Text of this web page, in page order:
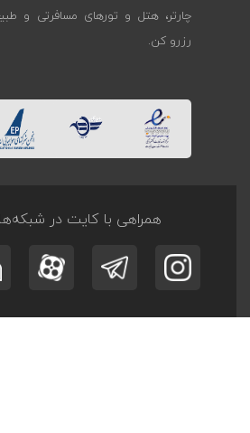
چارتر، هتل و تورهای مسافرتی و
رزرو کن.
همراهی با کایت در